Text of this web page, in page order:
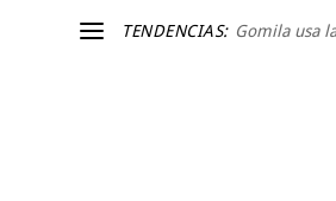
TENDENCIAS: Gomila usa